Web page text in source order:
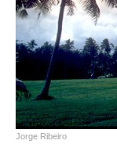
Jorge Ribeiro